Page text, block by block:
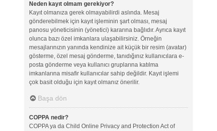
Neden kayıt olmam gerekiyor?
Kayıt olmanıza gerek olmayabilirdi aslında. Mesaj
gönderebilmek için kayıt işleminin şart olması, mesaj
panosu yöneticisinin (yönetici) kararına bağlıdır. Ayrıca kayıt
olunca bazı özel imkanlara ulaşabilirsiniz. Örneğin
mesajlarınızın yanında kendinize ait küçük bir resim (avatar)
gösterme, özel mesaj gönderme, tanıdığınız kullanıcılara e-
posta gönderme veya kullanıcı gruplarına katılma
imkanlarına misafir kullanıcılar sahip değildir. Kayıt işlemi
çok basit olduğu için kayıt olmanız önerilir.
Başa dön
COPPA nedir?
COPPA ya da Child Online Privacy and Protection Act of